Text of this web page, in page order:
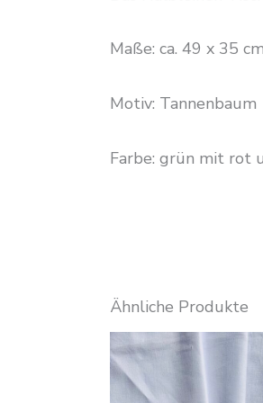
Maße: ca. 49 x 35 cm
Motiv: Tannenbaum
Farbe: grün mit rot
Ähnliche Produkte